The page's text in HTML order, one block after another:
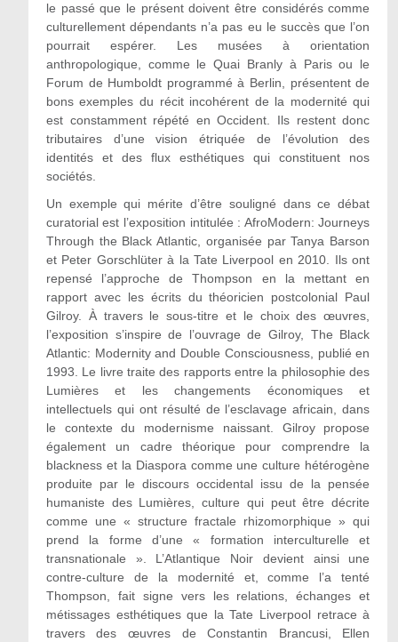
le passé que le présent doivent être considérés comme
culturellement dépendants n’a pas eu le succès que l’on
pourrait espérer. Les musées à orientation
anthropologique, comme le Quai Branly à Paris ou le
Forum de Humboldt programmé à Berlin, présentent de
bons exemples du récit incohérent de la modernité qui
est constamment répété en Occident. Ils restent donc
tributaires d’une vision étriquée de l’évolution des
identités et des flux esthétiques qui constituent nos
sociétés.
Un exemple qui mérite d’être souligné dans ce débat
curatorial est l’exposition intitulée : AfroModern: Journeys
Through the Black Atlantic, organisée par Tanya Barson
et Peter Gorschlüter à la Tate Liverpool en 2010. Ils ont
repensé l’approche de Thompson en la mettant en
rapport avec les écrits du théoricien postcolonial Paul
Gilroy. À travers le sous-titre et le choix des œuvres,
l’exposition s’inspire de l’ouvrage de Gilroy, The Black
Atlantic: Modernity and Double Consciousness, publié en
1993. Le livre traite des rapports entre la philosophie des
Lumières et les changements économiques et
intellectuels qui ont résulté de l’esclavage africain, dans
le contexte du modernisme naissant. Gilroy propose
également un cadre théorique pour comprendre la
blackness et la Diaspora comme une culture hétérogène
produite par le discours occidental issu de la pensée
humaniste des Lumières, culture qui peut être décrite
comme une « structure fractale rhizomorphique » qui
prend la forme d’une « formation interculturelle et
transnationale ». L’Atlantique Noir devient ainsi une
contre-culture de la modernité et, comme l’a tenté
Thompson, fait signe vers les relations, échanges et
métissages esthétiques que la Tate Liverpool retrace à
travers des œuvres de Constantin Brancusi, Ellen